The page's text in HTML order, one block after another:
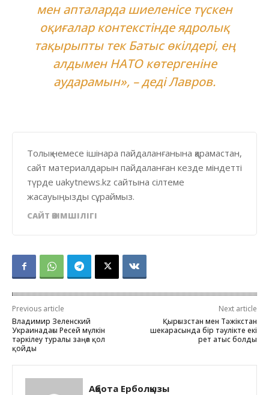
мен апталарда шиеленісе түскен
оқиғалар контекстінде ядролық
тақырыпты тек Батыс өкілдері, ең
алдымен НАТО көтергеніне
аударамын», – деді Лавров.
Толық немесе ішінара пайдаланғанына қарамастан,
сайт материалдарын пайдаланған кезде міндетті
түрде uakytnews.kz сайтына сілтеме
жасауыңызды сұраймыз.
САЙТ ӘКІМШІЛІГІ
Previous article
Владимир Зеленский
Украинадағы Ресей мүлкін
тәркілеу туралы заңға қол
қойды
Next article
Қырғызстан мен Тәжікстан
шекарасында бір тәулікте екі
рет атыс болды
Ақбота Ерболқызы